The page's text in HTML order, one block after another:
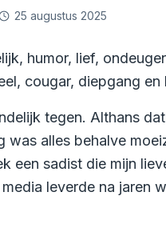
25 augustus 2025
humor, lief,
cougar, diepgang en
tegen. Althans
was alles behalve
een sadist die mijn
leverde na jaren